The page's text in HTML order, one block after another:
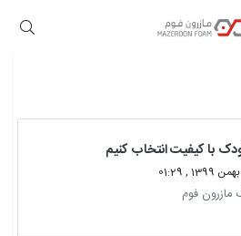
با کیفیت انتخاب کنیم
مازرون فوم